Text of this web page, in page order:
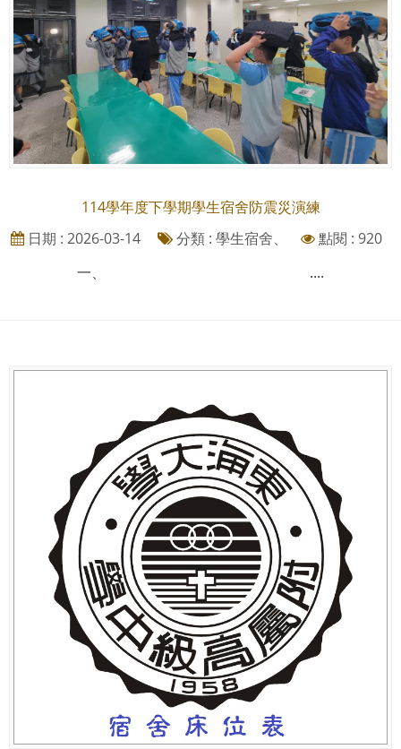
114學年度下學期學生宿舍防震災演練
日期 : 2026-03-14
分類 : 學生宿舍、
點閱 : 920
一、 ....